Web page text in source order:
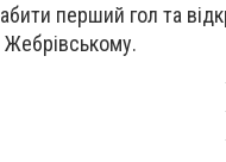
перший гол та
Жебрівському.